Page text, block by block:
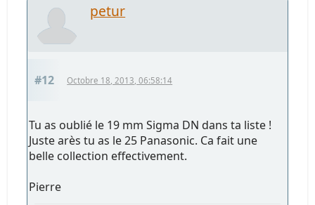
petur
#12 Octobre 18, 2013, 06:58:14
Tu as oublié le 19 mm Sigma DN dans ta liste !
Juste arès tu as le 25 Panasonic. Ca fait une
belle collection effectivement.
Pierre